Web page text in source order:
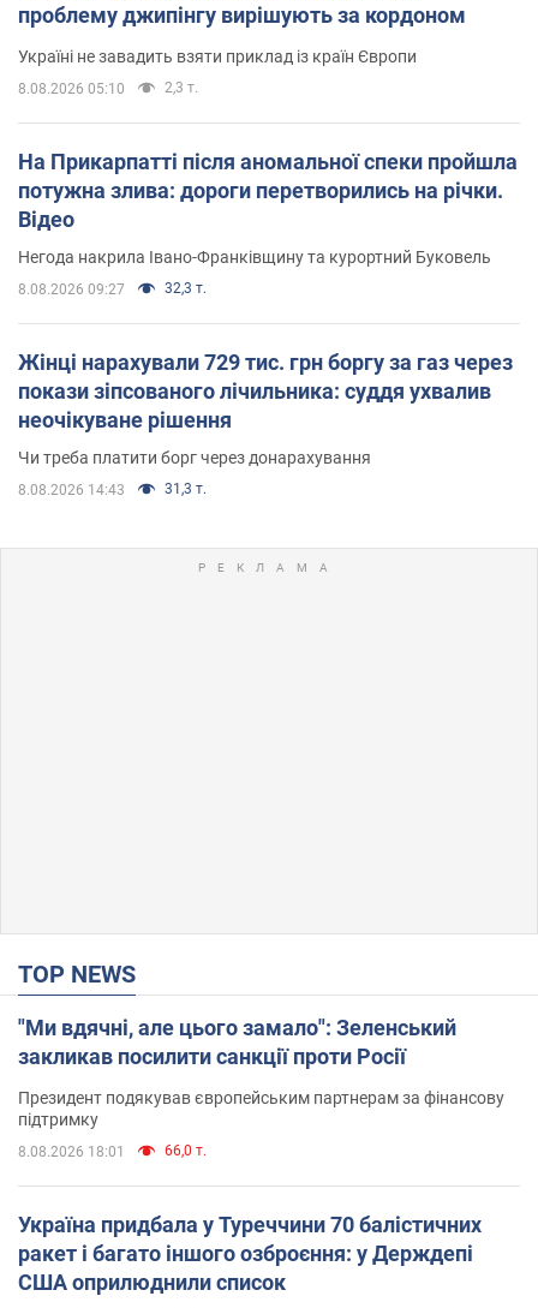
проблему джипінгу вирішують за кордоном
Україні не завадить взяти приклад із країн Європи
8.08.2026 05:10 2,3 т.
На Прикарпатті після аномальної спеки пройшла
потужна злива: дороги перетворились на річки.
Відео
Негода накрила Івано-Франківщину та курортний Буковель
8.08.2026 09:27 32,3 т.
Жінці нарахували 729 тис. грн боргу за газ через
покази зіпсованого лічильника: суддя ухвалив
неочікуване рішення
Чи треба платити борг через донарахування
8.08.2026 14:43 31,3 т.
TOP NEWS
"Ми вдячні, але цього замало": Зеленський
закликав посилити санкції проти Росії
Президент подякував європейським партнерам за фінансову
підтримку
8.08.2026 18:01 66,0 т.
Україна придбала у Туреччини 70 балістичних
ракет і багато іншого озброєння: у Держдепі
США оприлюднили список